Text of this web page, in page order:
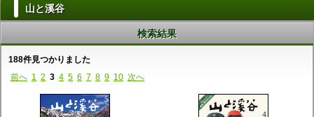
山と溪谷
検索結果
188件見つかりました
前へ 1 2 3 4 5 6 7 8 9 10 次へ